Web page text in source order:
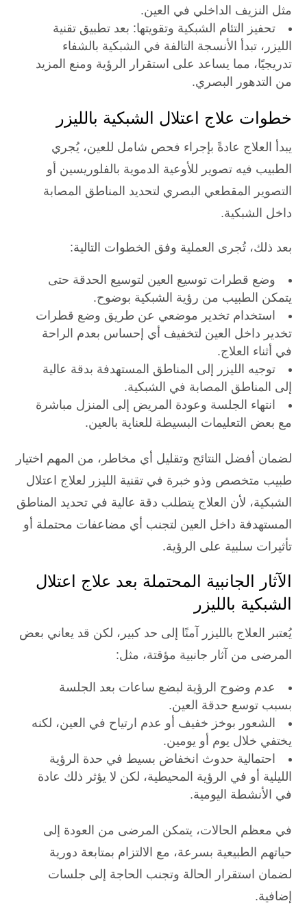
مثل النزيف الداخلي في العين.
تحفيز التئام الشبكية وتقويتها: بعد تطبيق تقنية
الليزر، تبدأ الأنسجة التالفة في الشبكية بالشفاء
تدريجيًا، مما يساعد على استقرار الرؤية ومنع المزيد
من التدهور البصري.
خطوات علاج اعتلال الشبكية بالليزر
يبدأ العلاج عادةً بإجراء فحص شامل للعين، يُجري
الطبيب فيه تصوير للأوعية الدموية بالفلوريسين أو
التصوير المقطعي البصري لتحديد المناطق المصابة
داخل الشبكية.
بعد ذلك، تُجرى العملية وفق الخطوات التالية:
وضع قطرات توسيع العين لتوسيع الحدقة حتى
يتمكن الطبيب من رؤية الشبكية بوضوح.
استخدام تخدير موضعي عن طريق وضع قطرات
تخدير داخل العين لتخفيف أي إحساس بعدم الراحة
في أثناء العلاج.
توجيه الليزر إلى المناطق المستهدفة بدقة عالية
إلى المناطق المصابة في الشبكية.
انتهاء الجلسة وعودة المريض إلى المنزل مباشرة
مع بعض التعليمات البسيطة للعناية بالعين.
لضمان أفضل النتائج وتقليل أي مخاطر، من المهم اختيار
طبيب متخصص وذو خبرة في تقنية الليزر لعلاج اعتلال
الشبكية، لأن العلاج يتطلب دقة عالية في تحديد المناطق
المستهدفة داخل العين لتجنب أي مضاعفات محتملة أو
تأثيرات سلبية على الرؤية.
الآثار الجانبية المحتملة بعد علاج اعتلال
الشبكية بالليزر
يُعتبر العلاج بالليزر آمنًا إلى حد كبير، لكن قد يعاني بعض
المرضى من آثار جانبية مؤقتة، مثل:
عدم وضوح الرؤية لبضع ساعات بعد الجلسة
بسبب توسع حدقة العين.
الشعور بوخز خفيف أو عدم ارتياح في العين، لكنه
يختفي خلال يوم أو يومين.
احتمالية حدوث انخفاض بسيط في حدة الرؤية
الليلية أو في الرؤية المحيطية، لكن لا يؤثر ذلك عادة
في الأنشطة اليومية.
في معظم الحالات، يتمكن المرضى من العودة إلى
حياتهم الطبيعية بسرعة، مع الالتزام بمتابعة دورية
لضمان استقرار الحالة وتجنب الحاجة إلى جلسات
إضافية.